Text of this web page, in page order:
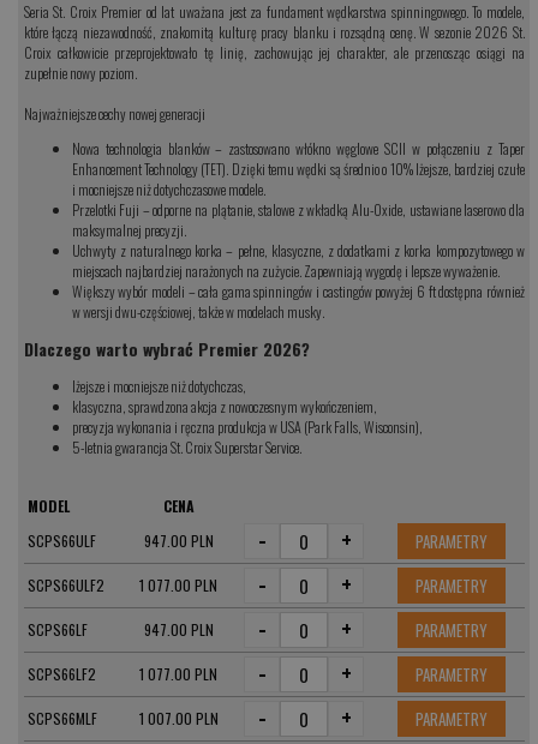
Seria St. Croix Premier od lat uważana jest za fundament wędkarstwa spinningowego. To modele,
które łączą niezawodność, znakomitą kulturę pracy blanku i rozsądną cenę. W sezonie 2026 St.
Croix całkowicie przeprojektowało tę linię, zachowując jej charakter, ale przenosząc osiągi na
zupełnie nowy poziom.
Najważniejsze cechy nowej generacji
Nowa technologia blanków – zastosowano włókno węglowe SCII w połączeniu z Taper
Enhancement Technology (TET). Dzięki temu wędki są średnio o 10% lżejsze, bardziej czułe
i mocniejsze niż dotychczasowe modele.
Przelotki Fuji – odporne na plątanie, stalowe z wkładką Alu-Oxide, ustawiane laserowo dla
maksymalnej precyzji.
Uchwyty z naturalnego korka – pełne, klasyczne, z dodatkami z korka kompozytowego w
miejscach najbardziej narażonych na zużycie. Zapewniają wygodę i lepsze wyważenie.
Większy wybór modeli – cała gama spinningów i castingów powyżej 6 ft dostępna również
w wersji dwu-częściowej, także w modelach musky.
Dlaczego warto wybrać Premier 2026?
lżejsze i mocniejsze niż dotychczas,
klasyczna, sprawdzona akcja z nowoczesnym wykończeniem,
precyzja wykonania i ręczna produkcja w USA (Park Falls, Wisconsin),
5-letnia gwarancja St. Croix Superstar Service.
MODEL
CENA
SCPS66ULF
947.00 PLN - + PARAMETRY
SCPS66ULF2 1 077.00 PLN - + PARAMETRY
SCPS66LF 947.00 PLN - + PARAMETRY
SCPS66LF2 1 077.00 PLN - + PARAMETRY
SCPS66MLF 1 007.00 PLN - + PARAMETRY